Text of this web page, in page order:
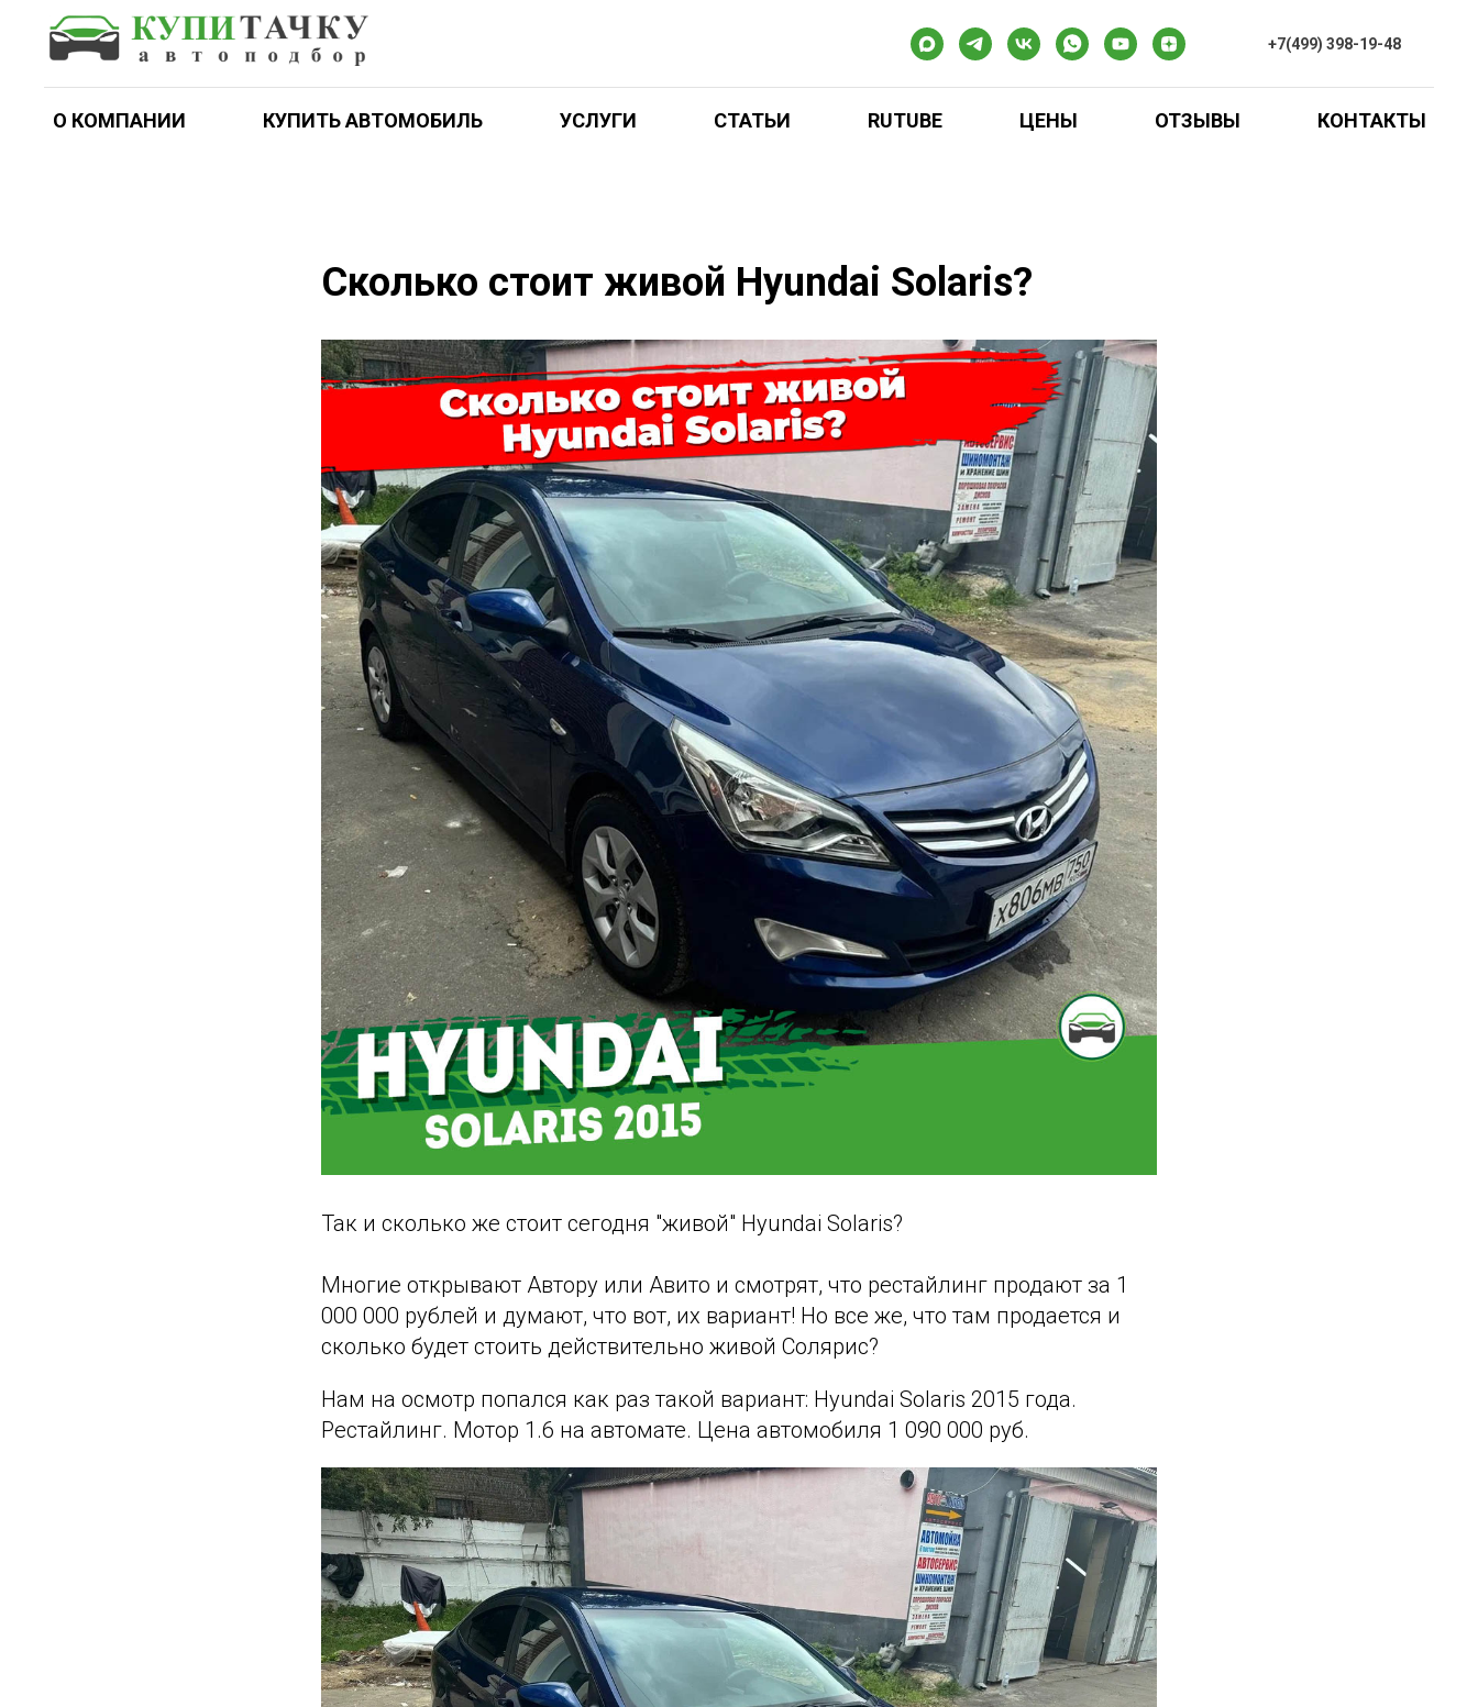
+7(499) 398-19-48
О КОМПАНИИ КУПИТЬ АВТОМОБИЛЬ УСЛУГИ СТАТЬИ RUTUBE ЦЕНЫ ОТЗЫВЫ КОНТАКТЫ
Сколько стоит живой Hyundai Solaris?
Так и сколько же стоит сегодня "живой" Hyundai Solaris?
Многие открывают Автору или Авито и смотрят, что рестайлинг продают за 1
000 000 рублей и думают, что вот, их вариант! Но все же, что там продается и
сколько будет стоить действительно живой Солярис?
Нам на осмотр попался как раз такой вариант: Hyundai Solaris 2015 года.
Рестайлинг. Мотор 1.6 на автомате. Цена автомобиля 1 090 000 руб.